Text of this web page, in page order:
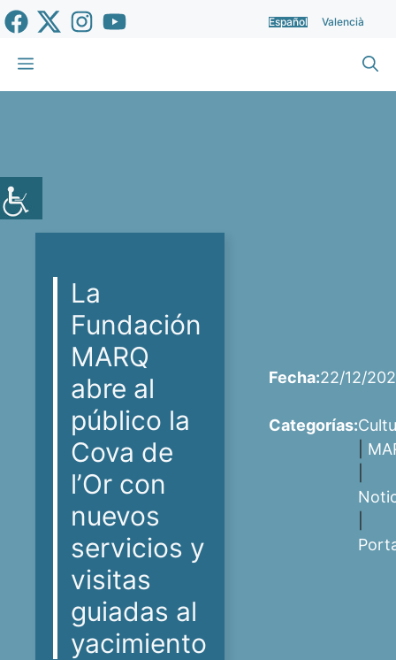
Saltar
al
contenido
Español Valencià
Menú
La
Fundación
MARQ
abre al
público la
Cova de
l’Or con
nuevos
servicios y
visitas
guiadas al
yacimiento
Fecha:22/12/
Categorías: